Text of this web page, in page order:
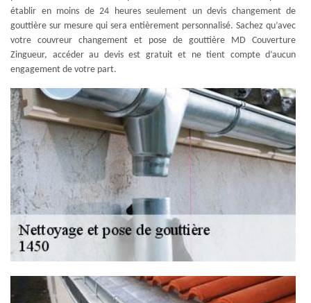
établir en moins de 24 heures seulement un devis changement de
gouttière sur mesure qui sera entièrement personnalisé. Sachez qu’avec
votre couvreur changement et pose de gouttière MD Couverture
Zingueur, accéder au devis est gratuit et ne tient compte d’aucun
engagement de votre part.